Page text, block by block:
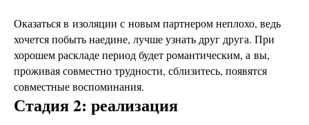
Оказаться в изоляции с новым партнером неплохо, ведь
хочется побыть наедине, лучше узнать друг друга. При
хорошем раскладе период будет романтическим, а вы,
проживая совместно трудности, сблизитесь, появятся
совместные воспоминания.
Стадия 2: реализация